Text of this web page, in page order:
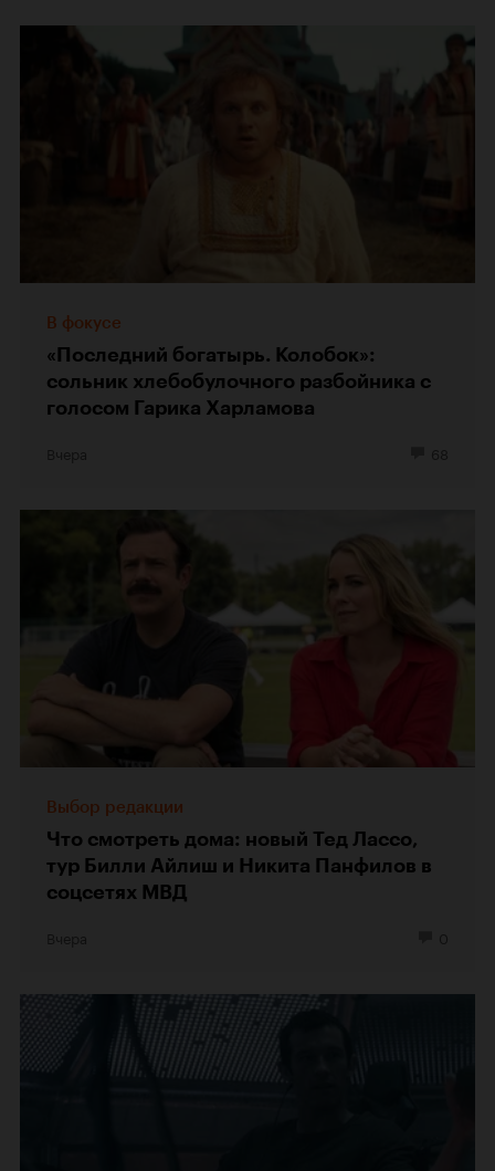
В фокусе
«Последний богатырь. Колобок»:
сольник хлебобулочного разбойника с
голосом Гарика Харламова
Выбор редакции
Что смотреть дома: новый Тед Лассо,
тур Билли Айлиш и Никита Панфилов в
соцсетях МВД